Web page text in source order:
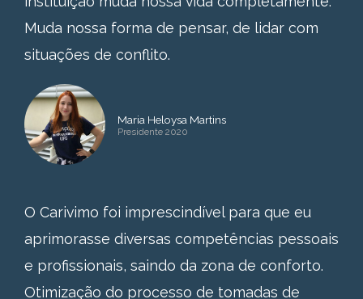
Muda nossa forma de pensar, de lidar com
situações de conflito.
Maria Heloysa Martins
Presidente 2020
O Carivimo foi imprescindível para que eu
aprimorasse diversas competências pessoais
e profissionais, saindo da zona de conforto.
Otimização do processo de tomadas de